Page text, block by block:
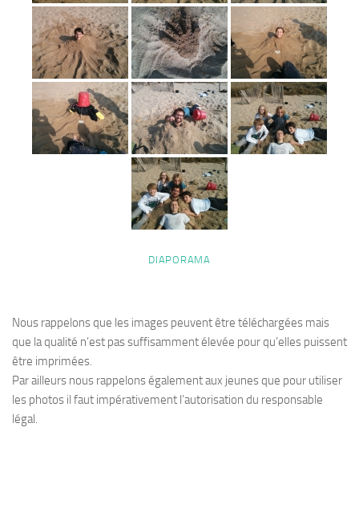
DIAPORAMA
Nous rappelons que les images peuvent être téléchargées mais
que la qualité n’est pas suffisamment élevée pour qu’elles puissent
être imprimées.
Par ailleurs nous rappelons également aux jeunes que pour utiliser
les photos il faut impérativement l’autorisation du responsable
légal.